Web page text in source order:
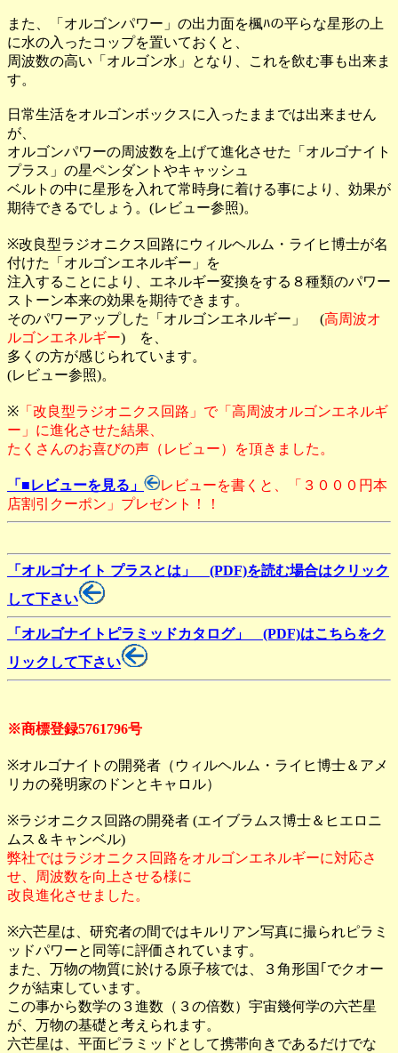
また、「オルゴンパワー」の出力面を楓ﾊの平らな星形の上
に水の入ったコップを置いておくと、
周波数の高い「オルゴン水」となり、これを飲む事も出来ま
す。
日常生活をオルゴンボックスに入ったままでは出来ません
が、
オルゴンパワーの周波数を上げて進化させた「オルゴナイト
プラス」の星ペンダントやキャッシュ
ベルトの中に星形を入れて常時身に着ける事により、効果が
期待できるでしょう。(レビュー参照)。
※改良型ラジオニクス回路にウィルヘルム・ライヒ博士が名
付けた「オルゴンエネルギー」を
注入することにより、エネルギー変換をする８種類のパワー
ストーン本来の効果を期待できます。
そのパワーアップした「オルゴンエネルギー」 (高周波オ
ルゴンエネルギー) を、
多くの方が感じられています。
(レビュー参照)。
※ 「改良型ラジオニクス回路」で「高周波オルゴンエネルギ
ー」に進化させた結果、
たくさんのお喜びの声（レビュー）を頂きました。
「■レビューを見る」
レビューを書くと、「３０００円本
店割引クーポン」プレゼント！！
「オルゴナイト プラスとは」 (PDF)を読む場合はクリック
して下さい
「オルゴナイトピラミッドカタログ」 (PDF)はこちらをク
リックして下さい
※商標登録5761796号
※オルゴナイトの開発者（ウィルヘルム・ライヒ博士＆アメ
リカの発明家のドンとキャロル）
※ラジオニクス回路の開発者 (エイブラムス博士＆ヒエロニ
ムス＆キャンベル)
弊社ではラジオニクス回路をオルゴンエネルギーに対応さ
せ、周波数を向上させる様に
改良進化させました。
※六芒星は、研究者の間ではキルリアン写真に撮られピラミ
ッドパワーと同等に評価されています。
また、万物の物質に於ける原子核では、３角形国｢でクオー
クが結束しています。
この事から数学の３進数（３の倍数）宇宙幾何学の六芒星
が、万物の基礎と考えられます。
六芒星は、平面ピラミッドとして携帯向きであるだけでな